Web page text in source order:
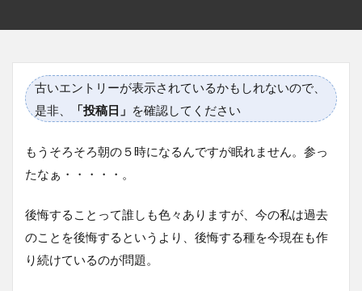
古いエントリーが表示されているかもしれないので、
是非、
「投稿日」 を確認してください
もうそろそろ朝の５時になるんですが眠れません。参っ
たなぁ・・・・・。
後悔することって誰しも色々ありますが、今の私は過去
のことを後悔するというより、後悔する種を今現在も作
り続けているのが問題。